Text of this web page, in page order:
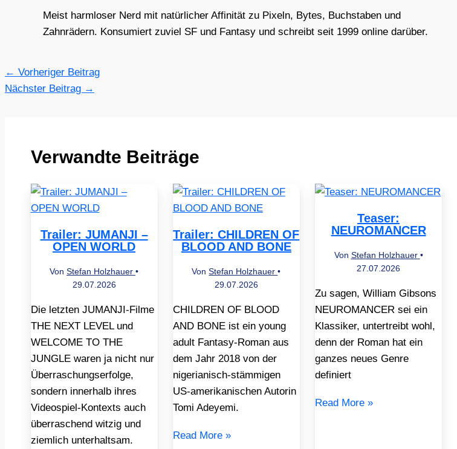
Meist harmloser Nerd mit natürlicher Affinität zu Pixeln, Bytes, Buchstaben und
Zahnrädern. Konsumiert zuviel SF und Fantasy und schreibt seit 1999 online darüber.
← Vorheriger Beitrag
Nächster Beitrag →
Verwandte Beiträge
Trailer: JUMANJI –
OPEN WORLD
VonStefan Holzhauer•
29.07.2026
Die letzten JUMANJI-Filme
THE NEXT LEVEL und
WELCOME TO THE
JUNGLE waren ja nicht nur
Überraschungserfolge,
sondern innerhalb ihres
Videospiel-Kontexts auch
überraschend witzig und
ziemlich unterhaltsam.
Trailer: CHILDREN OF
BLOOD AND BONE
VonStefan Holzhauer•
29.07.2026
CHILDREN OF BLOOD
AND BONE ist ein young
adult Fantasy-Roman aus
dem Jahr 2018 von der
nigerianisch-stämmigen
US-amerikanischen Autorin
Tomi Adeyemi.
Read More »
Teaser:
NEUROMANCER
Von Stefan Holzhauer •
27.07.2026
Zu sagen, William Gibsons
NEUROMANCER sei ein
Klassiker, untertreibt wohl,
denn der Roman hat ein
ganzes neues Genre
definiert
Read More »